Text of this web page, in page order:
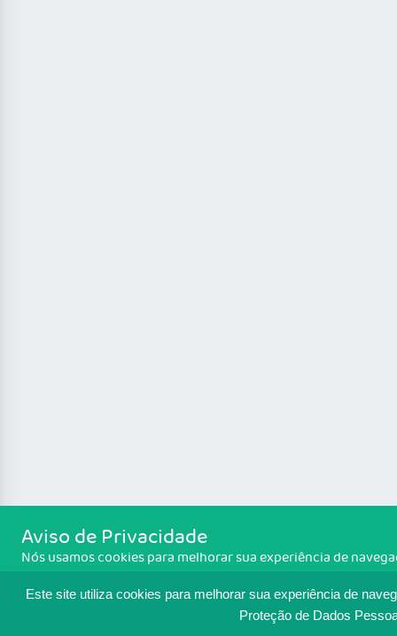
Este site utiliza cookies para melhorar sua experiência de
Proteção de Dados
Aviso de Privacidade
Nós usamos cookies para melhorar sua experiência de
acessePolítica de cookies. Se você concorda, clique em